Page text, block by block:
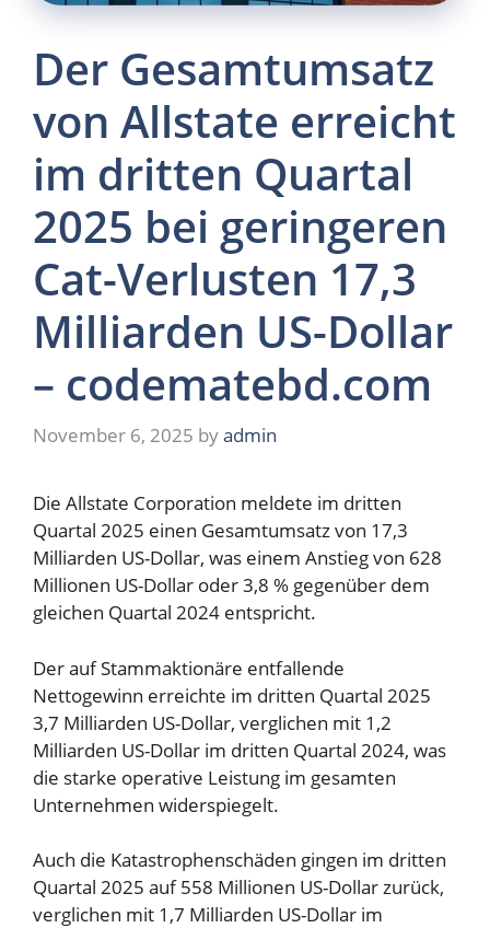
Der Gesamtumsatz
von Allstate erreicht
im dritten Quartal
2025 bei geringeren
Cat-Verlusten 17,3
Milliarden US-Dollar
– codematebd.com
November 6, 2025 byadmin
Die Allstate Corporation meldete im dritten
Quartal 2025 einen Gesamtumsatz von 17,3
Milliarden US-Dollar, was einem Anstieg von 628
Millionen US-Dollar oder 3,8 % gegenüber dem
gleichen Quartal 2024 entspricht.
Der auf Stammaktionäre entfallende
Nettogewinn erreichte im dritten Quartal 2025
3,7 Milliarden US-Dollar, verglichen mit 1,2
Milliarden US-Dollar im dritten Quartal 2024, was
die starke operative Leistung im gesamten
Unternehmen widerspiegelt.
Auch die Katastrophenschäden gingen im dritten
Quartal 2025 auf 558 Millionen US-Dollar zurück,
verglichen mit 1,7 Milliarden US-Dollar im